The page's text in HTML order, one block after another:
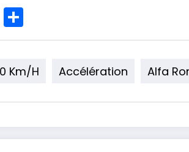
Twitter
Km/h Accélération Alfa